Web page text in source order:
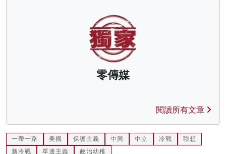
零傳媒
閱讀所有文章
一帶一路 美國 保護主義 中興 中立 冷戰
聯想
新冷戰
單邊主義 政治幼稚